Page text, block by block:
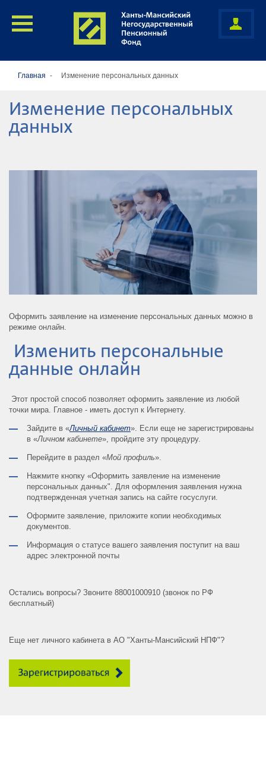
Главная Изменение персональных данных
Изменение персональных
данных
Оформить заявление на изменение персональных данных можно в
режиме онлайн.
Изменить персональные
данные онлайн
Этот простой способ позволяет оформить заявление из любой
точки мира. Главное - иметь доступ к Интернету.
Зайдите в «Личный кабинет». Если еще не зарегистрированы
в «Личном кабинете», пройдите эту процедуру.
Перейдите в раздел «Мой профиль».
Нажмите кнопку «Оформить заявление на изменение
персональных данных". Для оформления заявления нужна
подтвержденная учетная запись на сайте госуслуги.
Оформите заявление, приложите копии необходимых
документов.
Информация о статусе вашего заявления поступит на ваш
адрес электронной почты
Остались вопросы? Звоните 88001000910 (звонок по РФ
бесплатный)
Еще нет личного кабинета в АО "Ханты-Мансийский НПФ"?